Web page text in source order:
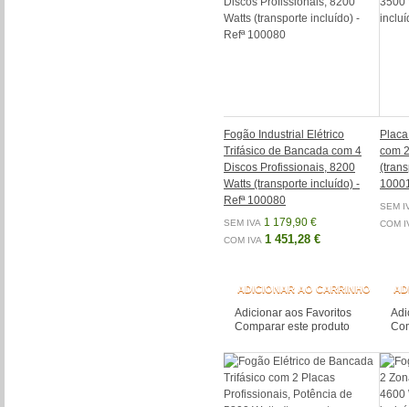
Fogão Industrial Elétrico
Trifásico de Bancada com 4
Discos Profissionais, 8200
Watts (transporte incluído) -
Refª 100080
SEM IVA 1 179,90 €
COM IVA 1 451,28 €
ADICIONAR AO CARRINHO
Adicionar aos Favoritos
Comparar este produto
com
SEM
COM